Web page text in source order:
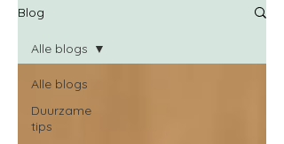
Blog
Alle blogs
Duurzame
tips
Alle blogs